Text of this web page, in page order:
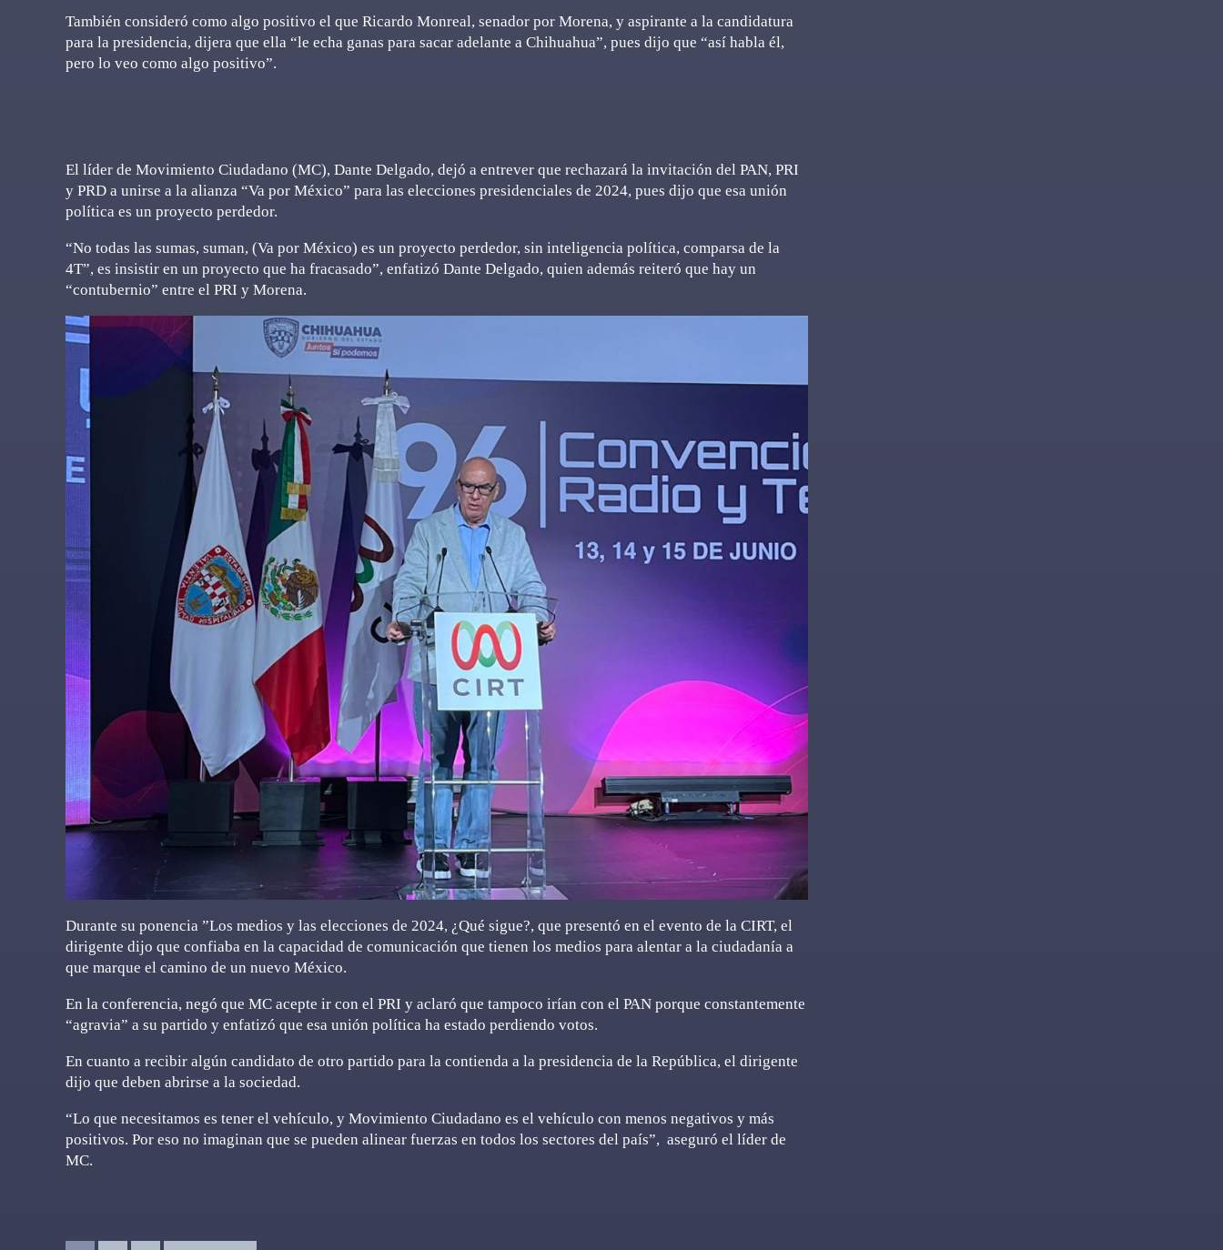
También consideró como algo positivo el que Ricardo Monreal, senador por Morena, y aspirante a la candidatura
para la presidencia, dijera que ella “le echa ganas para sacar adelante a Chihuahua”, pues dijo que “así habla él,
pero lo veo como algo positivo”.
El líder de Movimiento Ciudadano (MC), Dante Delgado, dejó a entrever que rechazará la invitación del PAN, PRI
y PRD a unirse a la alianza “Va por México” para las elecciones presidenciales de 2024, pues dijo que esa unión
política es un proyecto perdedor.
“No todas las sumas, suman, (Va por México) es un proyecto perdedor, sin inteligencia política, comparsa de la
4T”, es insistir en un proyecto que ha fracasado”, enfatizó Dante Delgado, quien además reiteró que hay un
“contubernio” entre el PRI y Morena.
Durante su ponencia ”Los medios y las elecciones de 2024, ¿Qué sigue?, que presentó en el evento de la CIRT, el
dirigente dijo que confiaba en la capacidad de comunicación que tienen los medios para alentar a la ciudadanía a
que marque el camino de un nuevo México.
En la conferencia, negó que MC acepte ir con el PRI y aclaró que tampoco irían con el PAN porque constantemente
“agravia” a su partido y enfatizó que esa unión política ha estado perdiendo votos.
En cuanto a recibir algún candidato de otro partido para la contienda a la presidencia de la República, el dirigente
dijo que deben abrirse a la sociedad.
“Lo que necesitamos es tener el vehículo, y Movimiento Ciudadano es el vehículo con menos negativos y más
positivos. Por eso no imaginan que se pueden alinear fuerzas en todos los sectores del país”, aseguró el líder de
MC.